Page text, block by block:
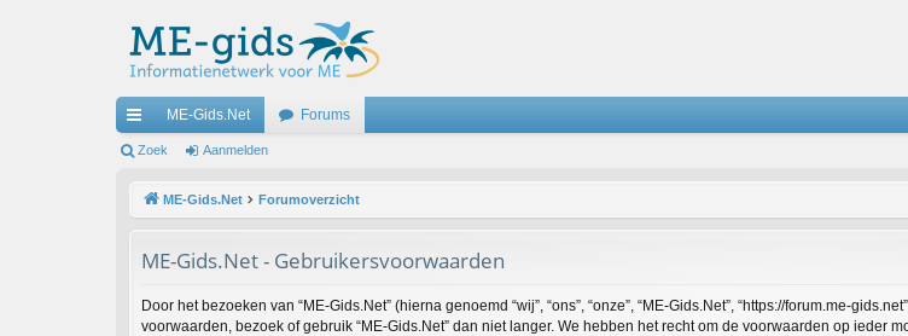
ne
ME-Gids.Net Forums
Zoek Aanmelden
ME-Gids.Net Forumoverzicht
ME-Gids.Net - Gebruikersvoorwaarden
Door het bezoeken van “ME-Gids.Net” (hierna genoemd “wij”, “ons”, “onze”, “ME-Gids.Net”, “https://forum.me-
voorwaarden, bezoek of gebruik “ME-Gids.Net” dan niet langer. We hebben het recht om de voorwaarden op ieder